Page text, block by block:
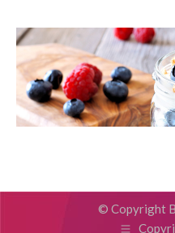
© Copyright